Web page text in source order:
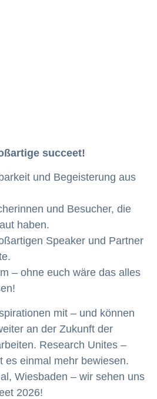
succeet!
und Begeisterung aus
und Besucher, die
haben.
Speaker und Partner
– ohne euch wäre das alles
mit – und können
an der Zukunft der
Research Unites –
es einmal mehr bewiesen.
Wiesbaden – wir sehen uns
2026!